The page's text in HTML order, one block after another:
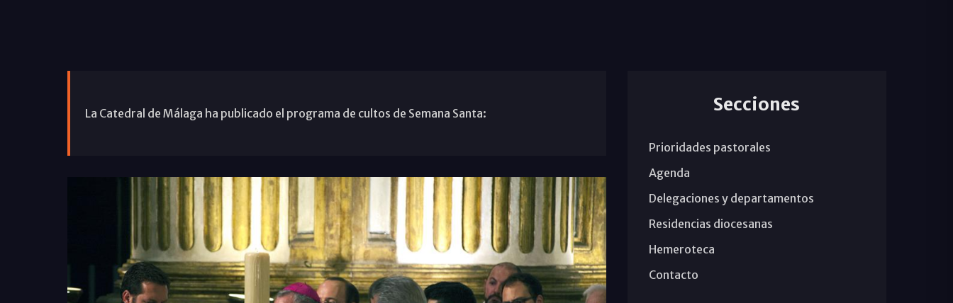
La Catedral de Málaga ha publicado el programa de cultos de Semana Santa: Secciones
Prioridades pastorales
Agenda
Delegaciones y departamentos
Residencias diocesanas
Hemeroteca
Contacto